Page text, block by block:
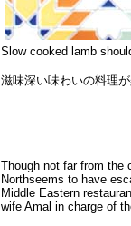
Slow cooked lamb
滋味深い味わいの料理
Though not far from the
Northseems to have
Middle Eastern
wife Amal in charge of